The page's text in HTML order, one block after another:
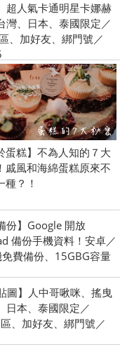
超人氣卡通明星卡娜赫
灣、日本、泰國限定／
、加好友、綁門號／
蛋糕】不為人知的７大
戚風和海綿蛋糕原來不
種？！
份】Google 開放
備份手機資料！安卓／
費備份、15GBG容量
圖】人中哥啾咪、搖曳
日本、泰國限定／
、加好友、綁門號／